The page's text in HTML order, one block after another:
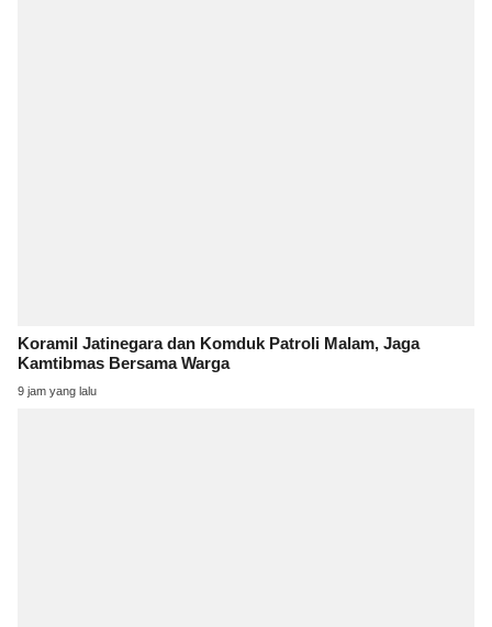
Koramil Jatinegara dan Komduk Patroli Malam, Jaga
Kamtibmas Bersama Warga
9 jam yang lalu